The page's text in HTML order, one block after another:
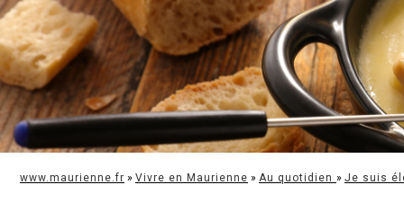
www.maurienne.fr » Vivre en Maurienne » Au quotidien » Je suis